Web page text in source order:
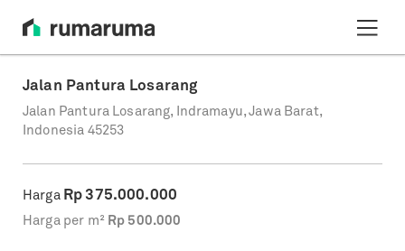
Jalan Pantura Losarang
Jalan Pantura Losarang, Indramayu, Jawa Barat,
Indonesia 45253
Harga Rp 375.000.000
Harga per m² Rp 500.000